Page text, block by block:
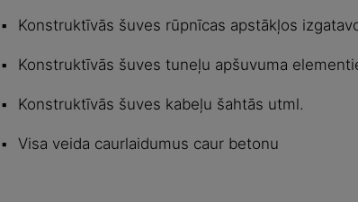
Konstruktīvās šuves rūpnīcas apstākļos
Konstruktīvās šuves tuneļu apšuvuma
Konstruktīvās šuves kabeļu šahtās utml.
Visa veida caurlaidumus caur betonu